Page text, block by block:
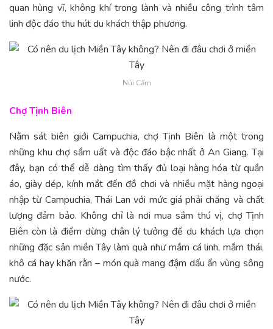
quan hùng vĩ, không khí trong lành và nhiều công trình tâm
linh độc đáo thu hút du khách thập phương.
Núi Cấm
Chợ Tịnh Biên
Nằm sát biên giới Campuchia, chợ Tịnh Biên là một trong
những khu chợ sầm uất và độc đáo bậc nhất ở An Giang. Tại
đây, bạn có thể dễ dàng tìm thấy đủ loại hàng hóa từ quần
áo, giày dép, kính mắt đến đồ chơi và nhiều mặt hàng ngoại
nhập từ Campuchia, Thái Lan với mức giá phải chăng và chất
lượng đảm bảo. Không chỉ là nơi mua sắm thú vị, chợ Tịnh
Biên còn là điểm dừng chân lý tưởng để du khách lựa chọn
những đặc sản miền Tây làm quà như mắm cá linh, mắm thái,
khô cá hay khăn rằn – món quà mang đậm dấu ấn vùng sông
nước.